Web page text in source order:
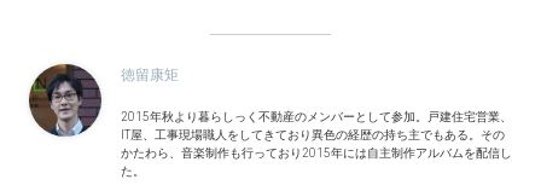
徳留康矩
2015年秋より暮らしっく不動産のメンバーとして参加。戸建住宅営業、
IT屋、工事現場職人をしてきており異色の経歴の持ち主でもある。その
かたわら、音楽制作も行っており2015年には自主制作アルバムを配信し
た。